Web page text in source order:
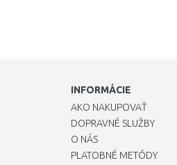
INFORMÁCIE
AKO NAKUPOVAŤ
DOPRAVNÉ SLUŽBY
O NÁS
PLATOBNÉ METÓDY